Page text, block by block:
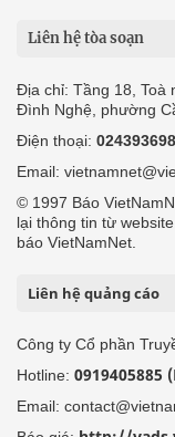
Liên hệ tòa soạn
Địa chỉ: Tầng 18, Toà
Đình Nghệ, phường
Điện thoại:
Email:
© 1997 Báo
lại thông tin từ
báo VietNamNet.
Liên hệ quảng cáo
Công ty Cổ phần
Hotline: 0919405885
Email: